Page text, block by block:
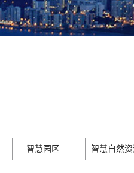
智慧园区 智慧自然